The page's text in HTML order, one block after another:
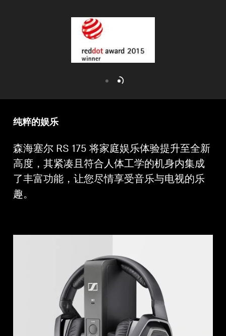
纯粹的娱乐
森海塞尔 RS 175 将家庭娱乐体验提升至全新
高度，其紧凑且符合人体工学的机身内集成
了丰富功能，让您尽情享受音乐与电视的乐
趣。